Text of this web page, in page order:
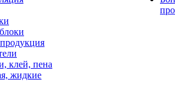
клей, пена
жидкие